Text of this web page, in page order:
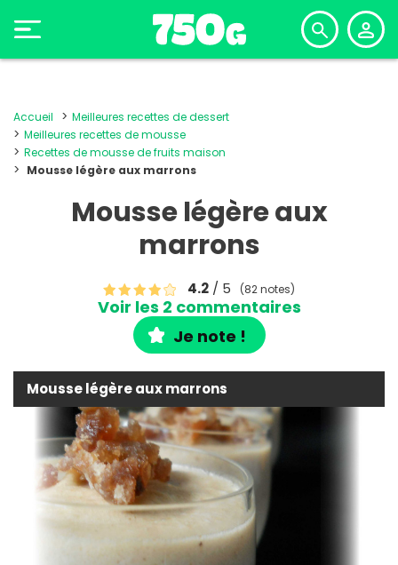
Accueil
Meilleures recettes de dessert
Meilleures recettes de mousse
Recettes de mousse de fruits maison
Mousse légère aux marrons
Mousse légère aux
marrons
4.2 / 5 (82 notes)
Voir les 2 commentaires
Je note !
Mousse légère aux marrons